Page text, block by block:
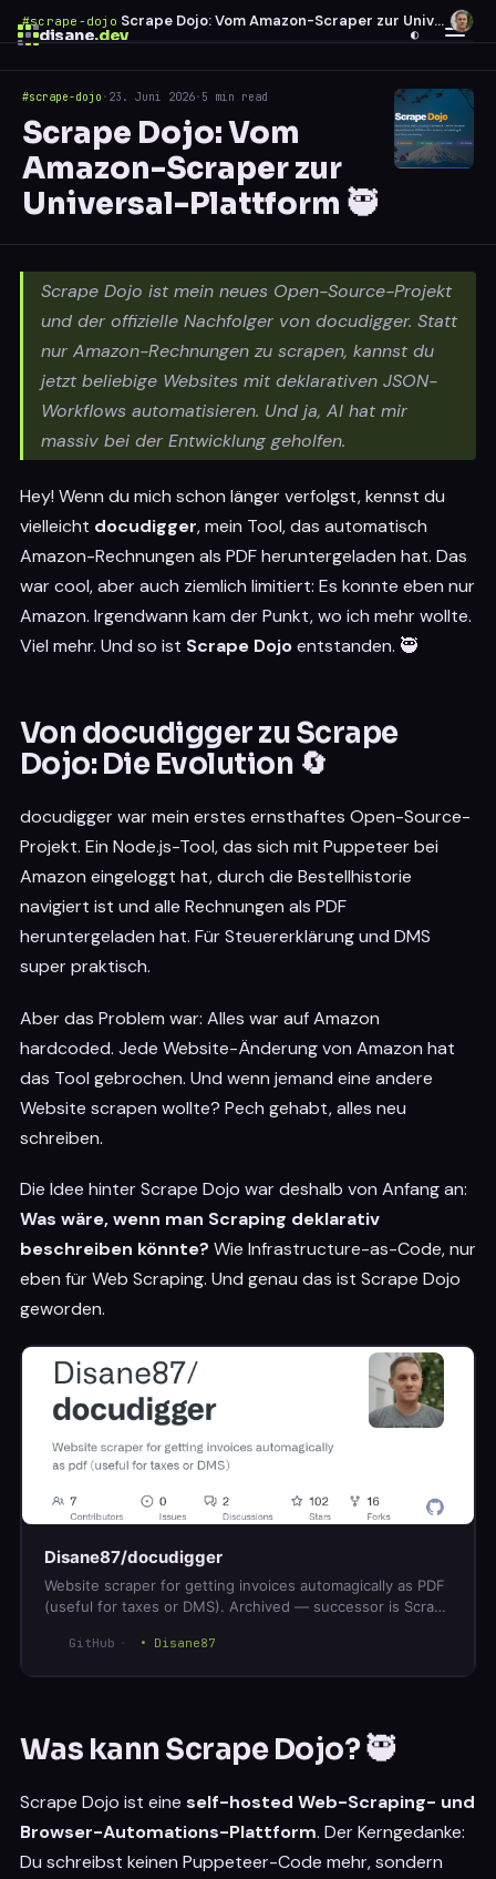
disane.dev ◐
#scrape-dojo · Scrape Dojo: Vom Amazon-Scraper zur Universal-Plattform 🥷
#scrape-dojo · 23. Juni 2026· 5 min read
Scrape Dojo: Vom
Amazon-Scraper zur
Universal-Plattform 🥷
Scrape Dojo ist mein neues Open-Source-Projekt
und der offizielle Nachfolger von docudigger. Statt
nur Amazon-Rechnungen zu scrapen, kannst du
jetzt beliebige Websites mit deklarativen JSON-
Workflows automatisieren. Und ja, AI hat mir
massiv bei der Entwicklung geholfen.
Hey! Wenn du mich schon länger verfolgst, kennst du
vielleicht docudigger, mein Tool, das automatisch
Amazon-Rechnungen als PDF heruntergeladen hat. Das
war cool, aber auch ziemlich limitiert: Es konnte eben nur
Amazon. Irgendwann kam der Punkt, wo ich mehr wollte.
Viel mehr. Und so ist Scrape Dojoentstanden. 🥷
Von docudigger zu Scrape
Dojo: Die Evolution 🔄
docudigger war mein erstes ernsthaftes Open-Source-
Projekt. Ein Node.js-Tool, das sich mit Puppeteer bei
Amazon eingeloggt hat, durch die Bestellhistorie
navigiert ist und alle Rechnungen als PDF
heruntergeladen hat. Für Steuererklärung und DMS
super praktisch.
Aber das Problem war: Alles war auf Amazon
hardcoded. Jede Website-Änderung von Amazon hat
das Tool gebrochen. Und wenn jemand eine andere
Website scrapen wollte? Pech gehabt, alles neu
schreiben.
Die Idee hinter Scrape Dojo war deshalb von Anfang an:
Was wäre, wenn man Scraping deklarativ
beschreiben könnte? Wie Infrastructure-as-Code, nur
eben für Web Scraping. Und genau das ist Scrape Dojo
geworden.
Disane87/docudigger
Website scraper for getting invoices automagically as PDF
(useful for taxes or DMS). Archived — successor is Scrape
GitHub Disane87
Was kann Scrape Dojo? 🥷
Scrape Dojo ist eine self-hosted Web-Scraping- und
Browser-Automations-Plattform. Der Kerngedanke:
Du schreibst keinen Puppeteer-Code mehr, sondern
$ ESC
↑ ↓ navigate ↵ open 0 results